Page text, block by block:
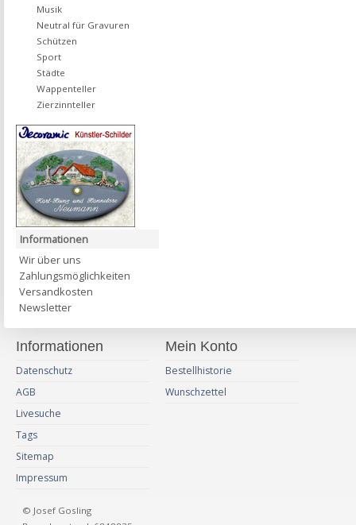
Musik
Neutral für Gravuren
Schützen
Sport
Städte
Wappenteller
Zierzinnteller
Informationen
Wir über uns
Zahlungsmöglichkeiten
Versandkosten
Newsletter
Informationen
Datenschutz
AGB
Livesuche
Tags
Sitemap
Impressum
Mein Konto
Bestellhistorie
Wunschzettel
© Josef Gosling